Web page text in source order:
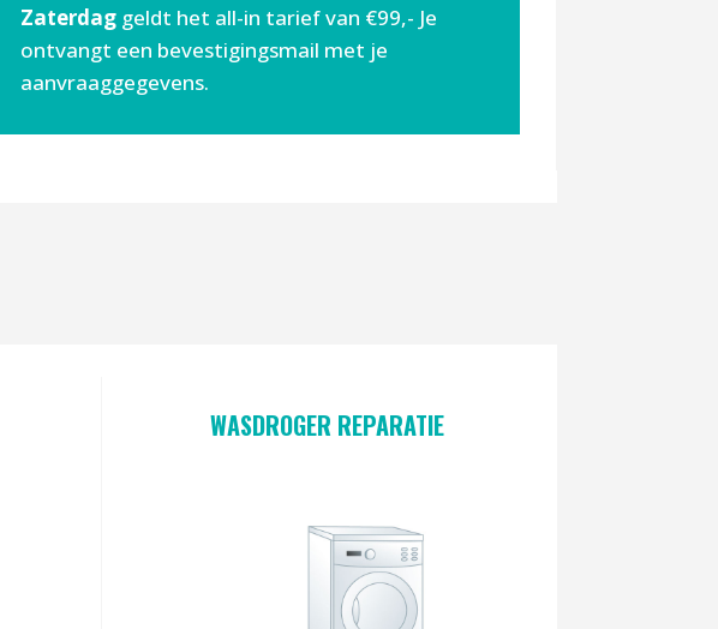
Zaterdaggeldt het all-in tarief van €99,- Je
ontvangt een bevestigingsmail met je
aanvraaggegevens.
WASDROGER REPARATIE